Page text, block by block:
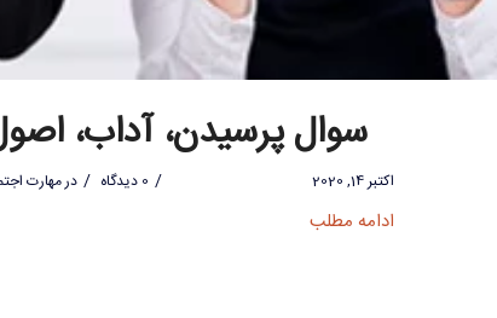
سوال پرسیدن، آداب،
اکتبر 14, 2020 / 0 دیدگاه / درمهارت
ادامه مطلب